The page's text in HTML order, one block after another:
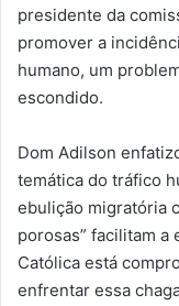
presidente da
promover a
humano, um
escondido.
Dom Adilson
temática do tráfico
ebulição migratória
porosas” facilitam a
Católica está
enfrentar essa